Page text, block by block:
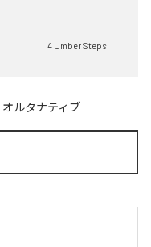
4 Umber Steps
オルタナティブ